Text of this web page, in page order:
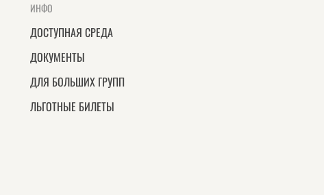
ИНФО
ДОСТУПНАЯ СРЕДА
ДОКУМЕНТЫ
ДЛЯ БОЛЬШИХ ГРУПП
ЛЬГОТНЫЕ БИЛЕТЫ